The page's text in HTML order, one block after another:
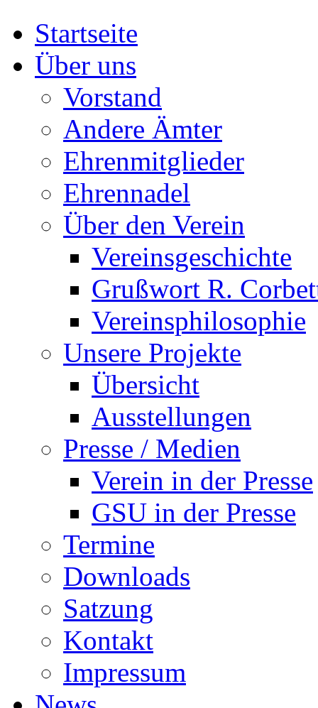
Startseite
Über uns
Vorstand
Andere Ämter
Ehrenmitglieder
Ehrennadel
Über den Verein
Vereinsgeschichte
Grußwort R.
Vereinsphilosophie
Unsere Projekte
Übersicht
Ausstellungen
Presse / Medien
Verein in der Presse
GSU in der Presse
Termine
Downloads
Satzung
Kontakt
Impressum